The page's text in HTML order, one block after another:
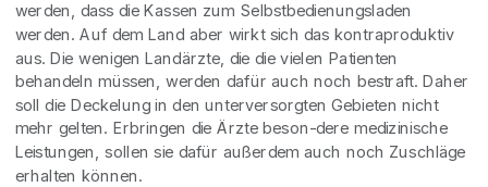
werden, dass die Kassen zum Selbstbedienungsladen
werden. Auf dem Land aber wirkt sich das kontraproduktiv
aus. Die wenigen Landärzte, die die vielen Patienten
behandeln müssen, werden dafür auch noch bestraft. Daher
soll die Deckelung in den unterversorgten Gebieten nicht
mehr gelten. Erbringen die Ärzte beson-dere medizinische
Leistungen, sollen sie dafür außerdem auch noch Zuschläge
erhalten können.